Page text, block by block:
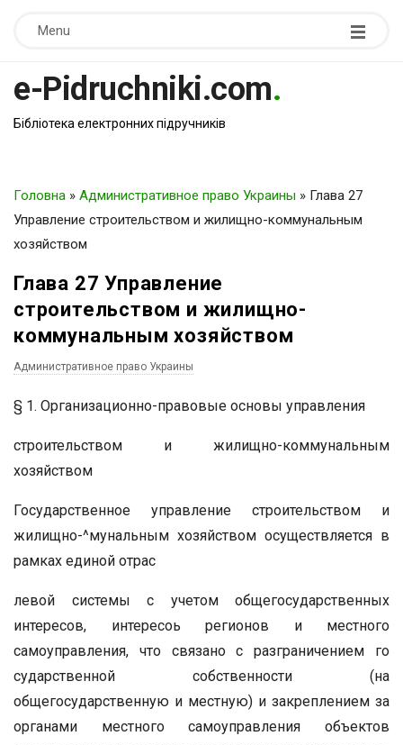
Menu
e-Pidruchniki.com.
Бібліотека електронних підручників
Головна » Административное право Украины » Глава 27
Управление строительством и жилищно-коммунальным
хозяйством
Глава 27 Управление
строительством и жилищно-
коммунальным хозяйством
Административное право Украины
§ 1. Организационно-правовые основы управления
строительством и жилищно-коммунальным
хозяйством
Государственное управление строительством и
жилищно-^мунальным хозяйством осуществляется в
рамках единой отрас
левой системы с учетом общегосударственных
интересов, интересоь регионов и местного
самоуправления, что связано с разграничением го
сударственной собственности (на
общегосударственную и местную) и закреплением за
органами местного самоуправления объектов